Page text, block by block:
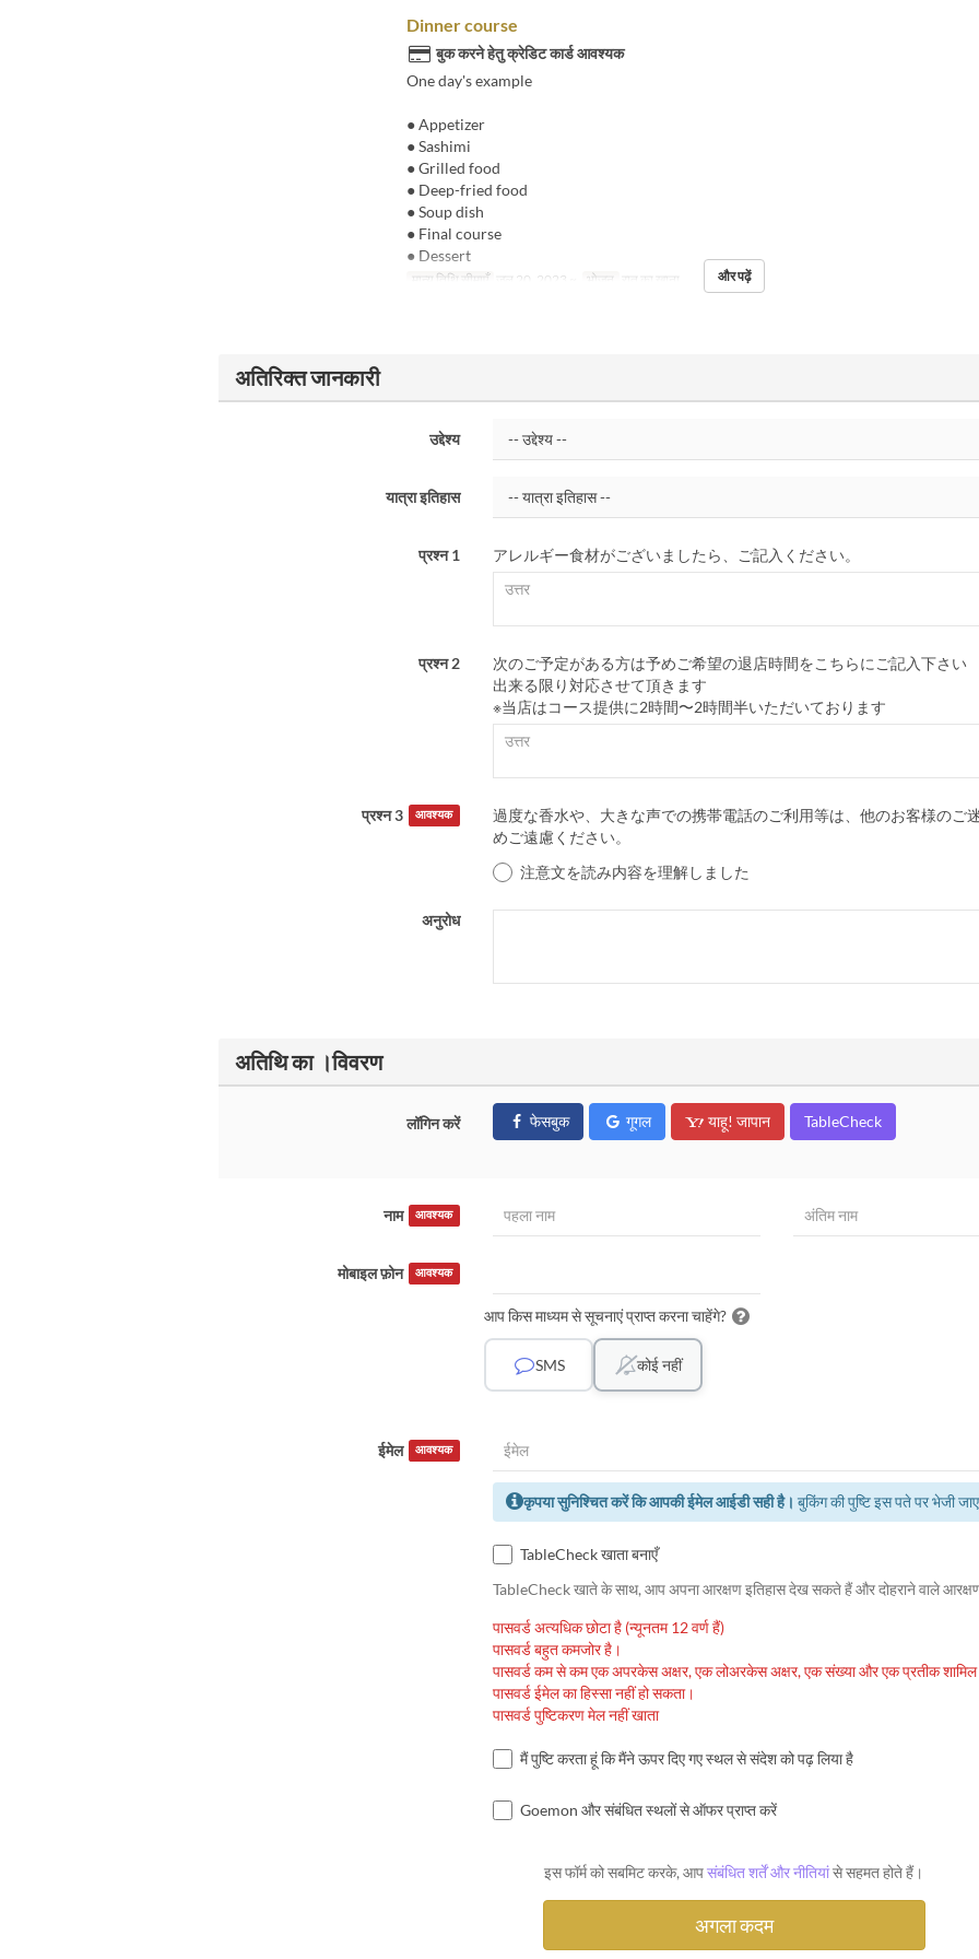
Dinner course
बुक करने हेतु क्रेडिट कार्ड आवश्यक
One day's example
● Appetizer
● Sashimi
● Grilled food
● Deep-fried food
● Soup dish
● Final course
● Dessert
मान्य तिथि सीमाएँ जुल 20, 2023 ~ भोजन रात का खाना और पढ़ें
अतिरिक्त जानकारी
उद्देश्य
यात्रा इतिहास
प्रश्न 1 アレルギー食材がございましたら、ご記入ください。
प्रश्न 2
次のご予定がある方は予めご希望の退店時間をこちらにご記入下さい
出来る限り対応させて頂きます
※当店はコース提供に2時間〜2時間半いただいております
प्रश्न 3 आवश्यक
過度な香水や、大きな声での携帯電話のご利用等は、他のお客様のご
めご遠慮ください。
注意文を読み内容を理解しました
अनुरोध
अतिथि का ।विवरण
लॉगिन करें फेसबुक गूगल याहू! जापान TableCheck
नाम आवश्यक
मोबाइल फ़ोन आवश्यक
आप किस माध्यम से सूचनाएं प्राप्त करना चाहेंगे?
SMS कोई नहीं
ईमेल आवश्यक
कृपया सुनिश्चित करें कि आपकी ईमेल आईडी सही है। बुकिंग की पुष्टि इस पते पर भेजी
TableCheck खाता बनाएँ
TableCheck खाते के साथ, आप अपना आरक्षण इतिहास देख सकते हैं और दोहराने वाले
पासवर्ड अत्यधिक छोटा है (न्यूनतम 12 वर्ण हैं)
पासवर्ड बहुत कमजोर है।
पासवर्ड कम से कम एक अपरकेस अक्षर, एक लोअरकेस अक्षर, एक संख्या और एक प्रतीक शामिल
पासवर्ड ईमेल का हिस्सा नहीं हो सकता।
पासवर्ड पुष्टिकरण मेल नहीं खाता
मैं पुष्टि करता हूं कि मैंने ऊपर दिए गए स्थल से संदेश को पढ़ लिया है
Goemon और संबंधित स्थलों से ऑफर प्राप्त करें
इस फॉर्म को सबमिट करके, आपसंबंधित शर्तें और नीतियांसे सहमत होते हैं।